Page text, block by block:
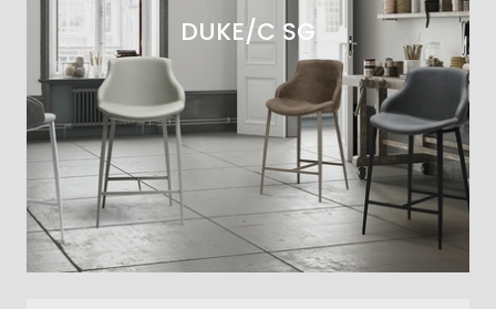
DUKE/C SG